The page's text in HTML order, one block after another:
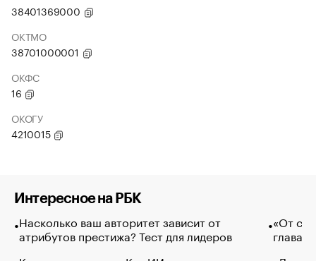
38401369000
ОКТМО
38701000001
ОКФС
16
ОКОГУ
4210015
Интересное на РБК
Насколько ваш авторитет зависит от
атрибутов престижа? Тест для лидеров
«От
глава